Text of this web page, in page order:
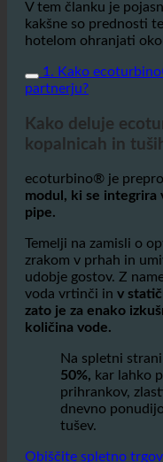
V tem članku je
kakšne so prednosti
hotelom ohranjati
1. Kako
partnerju?
kopalnicah in
ecoturbino® je
modul, ki se integrira
pipe.
Temelji na zamisli o
zrakom v prhah in
udobje gostov. Z
zato je za enako
količina vode.
Na spletni strani
50%,
kar lahko
dnevno